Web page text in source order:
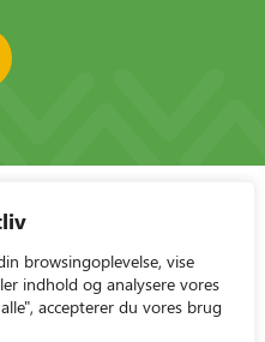
browsingoplevelse, vise
indhold og analysere vores
accepterer du vores brug